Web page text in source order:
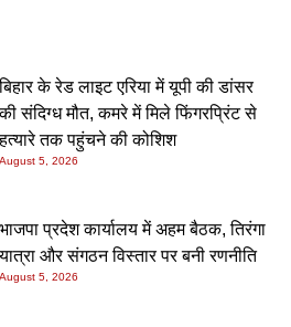
बिहार के रेड लाइट एरिया में यूपी की डांसर
की संदिग्ध मौत, कमरे में मिले फिंगरप्रिंट से
हत्यारे तक पहुंचने की कोशिश
August 5, 2026
भाजपा प्रदेश कार्यालय में अहम बैठक, तिरंगा
यात्रा और संगठन विस्तार पर बनी रणनीति
August 5, 2026